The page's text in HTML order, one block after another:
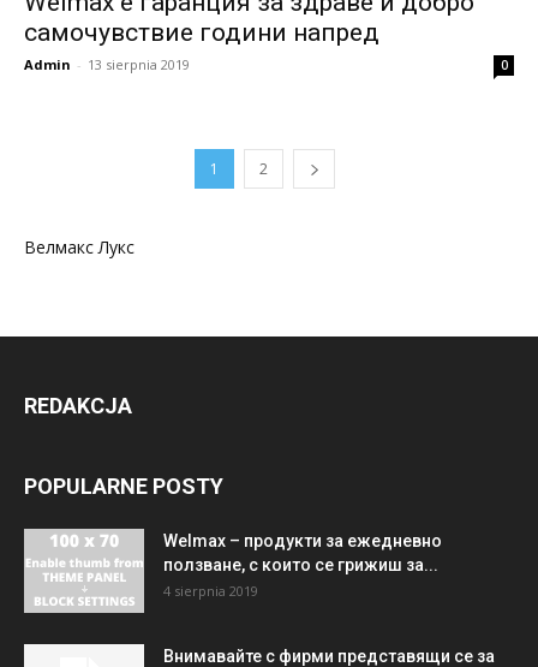
самочувствие години напред
Admin - 13 sierpnia 2019 0
1 2
Велмакс Лукс
REDAKCJA
POPULARNE POSTY
Welmax – продукти за ежедневно
ползване, с които се грижиш за...
4 sierpnia 2019
Внимавайте с фирми представящи се за